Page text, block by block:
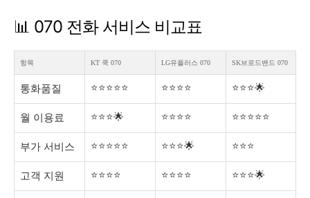
📊 070 전화 서비스 비교표
항목 KT 쿡 070 LG유플러스 070 SK브로드밴드 070
통화품질 ⭐⭐⭐⭐⭐ ⭐⭐⭐⭐ ⭐⭐⭐🌟
월 이용료 ⭐⭐⭐🌟 ⭐⭐⭐⭐ ⭐⭐⭐⭐⭐
부가 서비스 ⭐⭐⭐⭐⭐ ⭐⭐⭐🌟 ⭐⭐⭐
고객 지원 ⭐⭐⭐⭐ ⭐⭐⭐⭐ ⭐⭐⭐🌟